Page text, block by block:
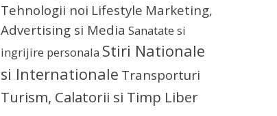
Tehnologii noi Lifestyle Marketing,
Advertising si Media Sanatate si
ingrijire personala Stiri Nationale
si Internationale Transporturi
Turism, Calatorii si Timp Liber